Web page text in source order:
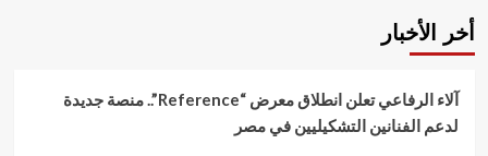
أخر الأخبار
آلاء الرفاعي تعلن انطلاق معرض “Reference”.. منصة جديدة
لدعم الفنانين التشكيليين في مصر